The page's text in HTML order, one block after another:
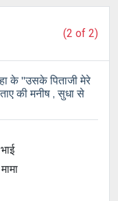
(2 of 2)
के "उसके पिताजी मेरे
की मनीष , सुधा से
भाई
मामा